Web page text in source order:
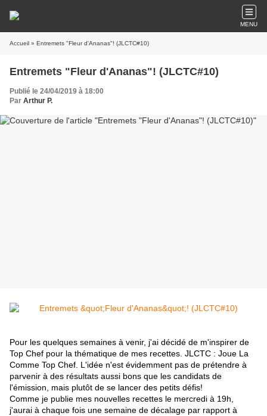
MENU
Accueil » Entremets "Fleur d'Ananas"! (JLCTC#10)
Entremets "Fleur d'Ananas"! (JLCTC#10)
Publié le 24/04/2019 à 18:00
Par Arthur P.
Pour les quelques semaines à venir, j'ai décidé de m'inspirer de
Top Chef pour la thématique de mes recettes. JLCTC : Joue La
Comme Top Chef. L'idée n'est évidemment pas de prétendre à
parvenir à des résultats aussi bons que les candidats de
l'émission, mais plutôt de se lancer des petits défis!
Comme je publie mes nouvelles recettes le mercredi à 19h,
j'aurai à chaque fois une semaine de décalage par rapport à